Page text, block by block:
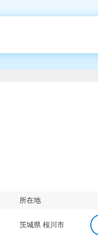
所在地
茨城県 桜川市